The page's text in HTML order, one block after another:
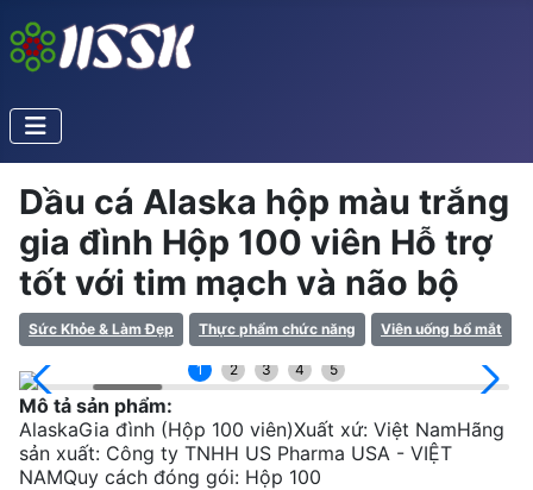
Dầu cá Alaska hộp màu trắng
gia đình Hộp 100 viên Hỗ trợ
tốt với tim mạch và não bộ
Sức Khỏe & Làm Đẹp Thực phẩm chức năng Viên uống bổ mắt
1 2 3 4 5
Mô tả sản phẩm:
AlaskaGia đình (Hộp 100 viên)Xuất xứ: Việt NamHãng
sản xuất: Công ty TNHH US Pharma USA - VIỆT
NAMQuy cách đóng gói: Hộp 100